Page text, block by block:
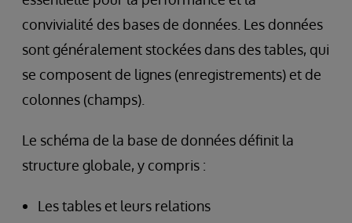
convivialité des bases de données. Les données
sont généralement stockées dans des tables, qui
se composent de lignes (enregistrements) et de
colonnes (champs).
Le schéma de la base de données définit la
structure globale, y compris :
Les tables et leurs relations